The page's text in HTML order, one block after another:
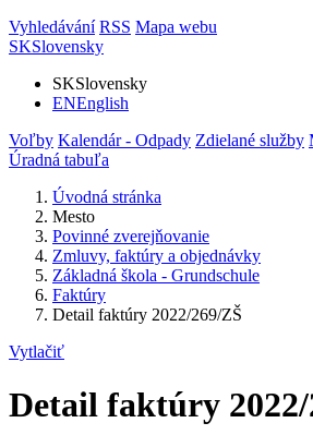
Vyhledávání RSS Mapa webu
SKSlovensky
SKSlovensky
ENEnglish
Voľby Kalendár - Odpady Zdielané služby
Úradná tabuľa
Úvodná stránka
Mesto
Povinné zverejňovanie
Zmluvy, faktúry a objednávky
Základná škola - Grundschule
Faktúry
Detail faktúry 2022/269/ZŠ
Vytlačiť
Detail faktúry 2022/